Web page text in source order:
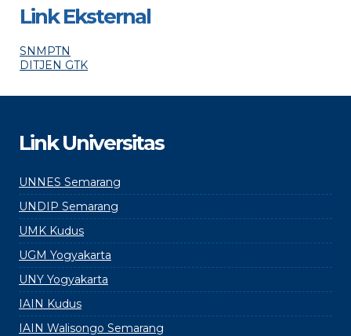
Link Eksternal
SNMPTN
DITJEN GTK
Link Universitas
UNNES Semarang
UNDIP Semarang
UMK Kudus
UGM Yogyakarta
UNY Yogyakarta
IAIN Kudus
IAIN Walisongo Semarang